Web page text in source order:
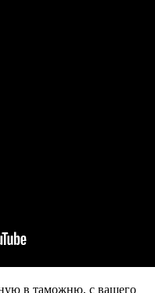
в таможню, с вашего